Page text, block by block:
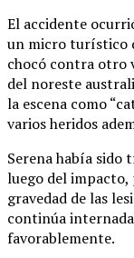
El accidente
un micro turístico
chocó contra otro
del noreste
la escena como
varios heridos
Serena había sido
luego del impacto,
gravedad de las
continúa
favorablemente.